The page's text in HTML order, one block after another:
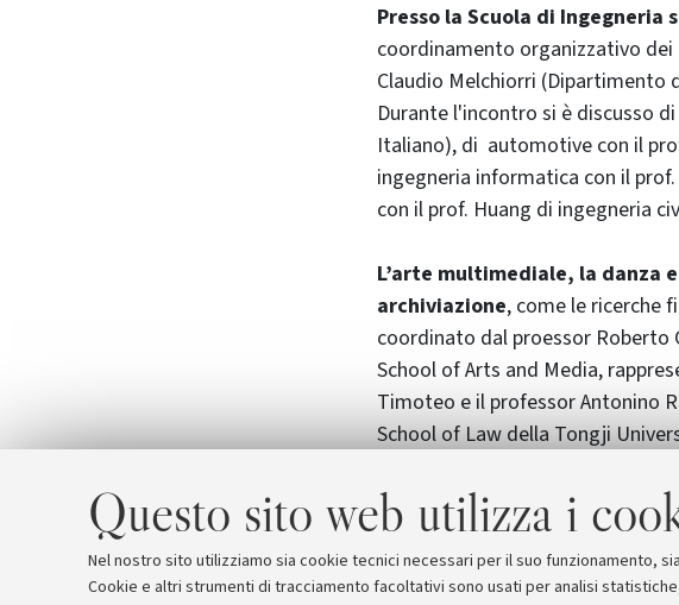
Questo sito web utilizza i
Nel nostro sito utilizziamo sia cookie tecnici necessari per il suo funzionamento,
Cookie e altri strumenti di tracciamento facoltativi sono usati per analisi
Presso la Scuola di
coordinamento organizzativo dei
Claudio Melchiorri (Dipartimento
Durante l'incontro si è discusso
Italiano), di automotive con il
ingegneria informatica con il
con il prof. Huang di ingegneria
L’arte multimediale, la danza
archiviazione, come le ricerche
coordinato dal proessor Roberto
School of Arts and Media,
Timoteo e il professor Antonino
School of Law della Tongji
A inizio giugno una
per approfondire le tematiche